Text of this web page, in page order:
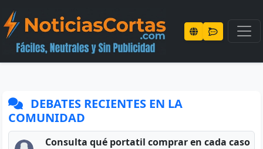
DEBATES RECIENTES EN LA
COMUNIDAD
Consulta qué portatil comprar en cada caso